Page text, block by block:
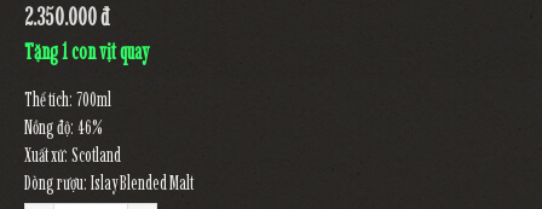
2.350.000 đ
Tặng 1 con vịt quay
Thể tích: 700ml
Nồng độ: 46%
Xuất xứ: Scotland
Dòng rượu: Islay Blended Malt